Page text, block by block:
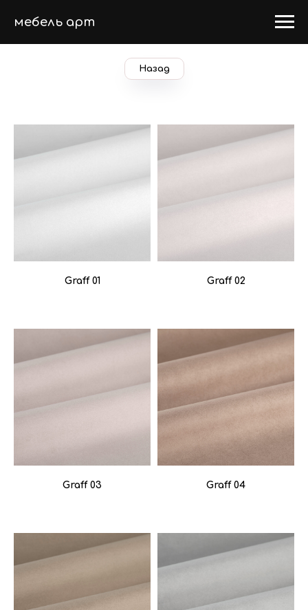
мебель арт
Назад
Graff 01 Graff 02
Graff 03 Graff 04